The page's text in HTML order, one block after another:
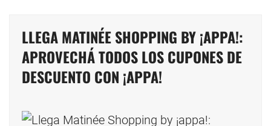
LLEGA MATINÉE SHOPPING BY ¡APPA!:
APROVECHÁ TODOS LOS CUPONES DE
DESCUENTO CON ¡APPA!